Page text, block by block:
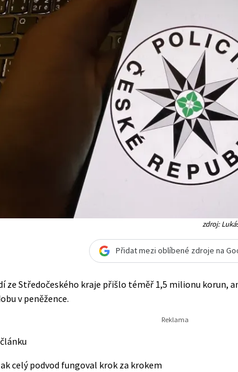
zdroj:
Přidat mezi oblíbené zdroje na
ze Středočeského kraje přišlo téměř 1,5 milionu korun,
v peněžence.
celý podvod fungoval krok za krokem